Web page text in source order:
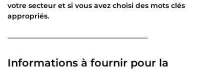
votre secteur et si vous avez choisi des mots clés
appropriés.
┄┄┄┄┄┄┄┄┄┄┄┄┄┄┄┄┄┄┄┄┄┄┄┄┄┄┄┄┄┄┄┄┄┄┄
Informations à fournir pour la